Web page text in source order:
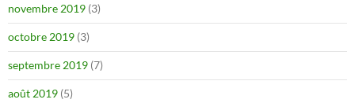
novembre 2019 (3)
octobre 2019 (3)
septembre 2019 (7)
août 2019 (5)